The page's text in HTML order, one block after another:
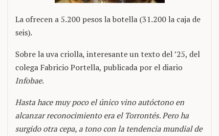
La ofrecen a 5.200 pesos la botella (31.200 la caja de
seis).
Sobre la uva criolla, interesante un texto del ’25, del
colega Fabricio Portella, publicada por el diario
Infobae.
Hasta hace muy poco el único vino autóctono en
alcanzar reconocimiento era el Torrontés. Pero ha
surgido otra cepa, a tono con la tendencia mundial de